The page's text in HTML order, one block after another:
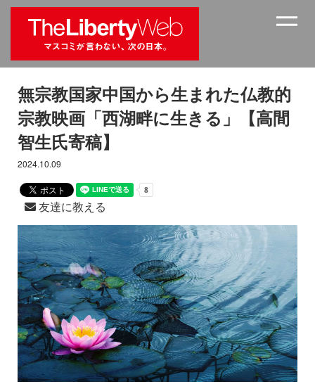
無宗教国家中国から生まれた仏教的
宗教映画「西湖畔に生きる」【高間
智生氏寄稿】
2024.10.09
友達に教える